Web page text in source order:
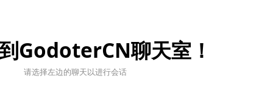
GodoterCN聊天室！
请选择左边的聊天以进行会话